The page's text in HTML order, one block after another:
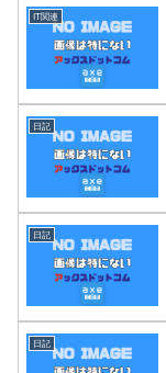
IT関連
日記
日記
日記